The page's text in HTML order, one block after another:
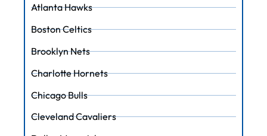
Atlanta Hawks
Boston Celtics
Brooklyn Nets
Charlotte Hornets
Chicago Bulls
Cleveland Cavaliers